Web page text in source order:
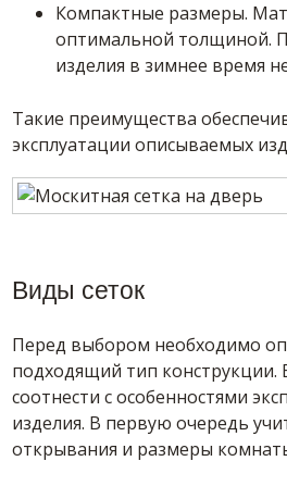
Компактные размеры.
оптимальной толщиной.
изделия в зимнее время
Такие преимущества
эксплуатации описываемых
Виды сеток
Перед выбором необходимо
подходящий тип конструкции.
соотнести с особенностями
изделия. В первую очередь
открывания и размеры